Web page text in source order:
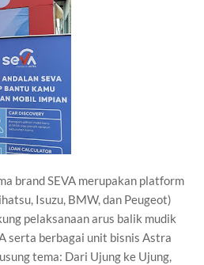
brand SEVA merupakan platform
Isuzu, BMW, dan Peugeot)
pelaksanaan arus balik mudik
serta berbagai unit bisnis Astra
tema: Dari Ujung ke Ujung,